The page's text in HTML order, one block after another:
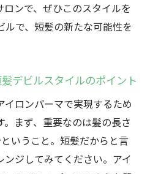
ンで、ぜひこのスタイルを
で、短髪の新たな可能性を
デビルスタイルのポイント
ロンパーマで実現するため
まず、重要なのは髪の長さ
いうこと。短髪だからと言
ジしてみてください。アイ